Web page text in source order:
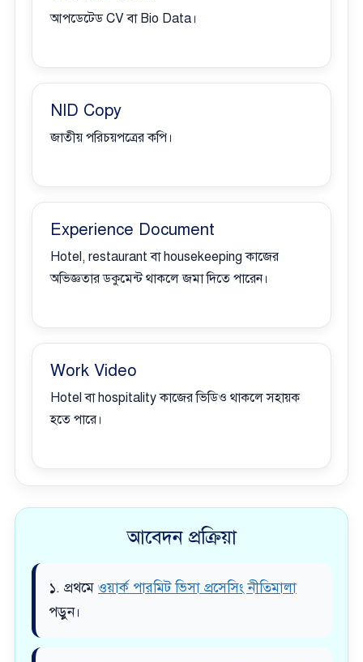
আপডেটেড CV বা Bio Data।
NID Copy
জাতীয় পরিচয়পত্রের কপি।
Experience Document
Hotel, restaurant বা housekeeping কাজের
অভিজ্ঞতার ডকুমেন্ট থাকলে জমা দিতে পারেন।
Work Video
Hotel বা hospitality কাজের ভিডিও থাকলে সহায়ক
হতে পারে।
আবেদন প্রক্রিয়া
১. প্রথমে ওয়ার্ক পারমিট ভিসা প্রসেসিং নীতিমালা
পড়ুন।